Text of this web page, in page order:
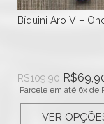
Bíquini Aro V –
R$109,90 R$
Parcele em até 6x de
VER